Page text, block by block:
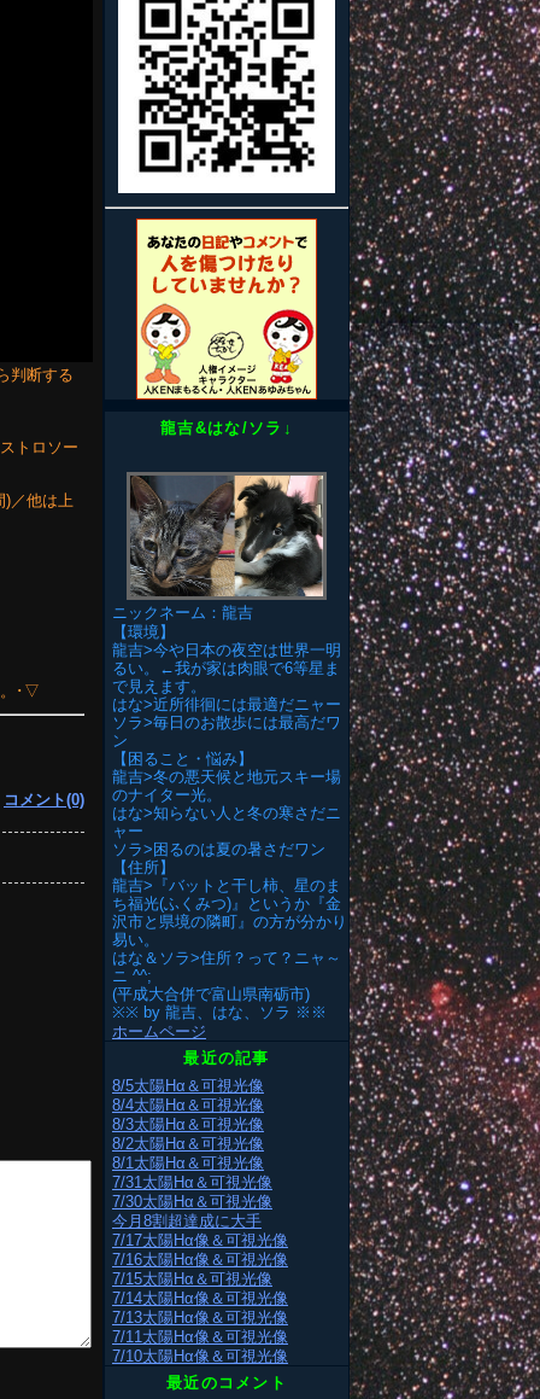
判断する
トロソー
)／他は上
。･▽
コメント(0)
龍吉&はな/ソラ↓
ニックネーム：龍吉
【環境】
龍吉>今や日本の夜空は世界一明
るい。←我が家は肉眼で6等星ま
で見えます。
はな>近所徘徊には最適だニャー
ソラ>毎日のお散歩には最高だワ
ン
【困ること・悩み】
龍吉>冬の悪天候と地元スキー場
のナイター光。
はな>知らない人と冬の寒さだニ
ャー
ソラ>困るのは夏の暑さだワン
【住所】
龍吉>『バットと干し柿、星のま
ち福光(ふくみつ)』というか『金
沢市と県境の隣町』の方が分かり
易い。
はな＆ソラ>住所？って？ニャ～
ニ ^^;
(平成大合併で富山県南砺市)
※※ by 龍吉、はな、ソラ ※※
ホームページ
最近の記事
8/5太陽Hα＆可視光像
8/4太陽Hα＆可視光像
8/3太陽Hα＆可視光像
8/2太陽Hα＆可視光像
8/1太陽Hα＆可視光像
7/31太陽Hα＆可視光像
7/30太陽Hα＆可視光像
今月8割超達成に大手
7/17太陽Hα像＆可視光像
7/16太陽Hα像＆可視光像
7/15太陽Hα＆可視光像
7/14太陽Hα像＆可視光像
7/13太陽Hα像＆可視光像
7/11太陽Hα像＆可視光像
7/10太陽Hα像＆可視光像
最近のコメント